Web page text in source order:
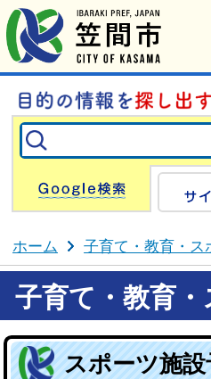
ホーム 子育て・教育・ス
子育て・教育・
スポーツ施設